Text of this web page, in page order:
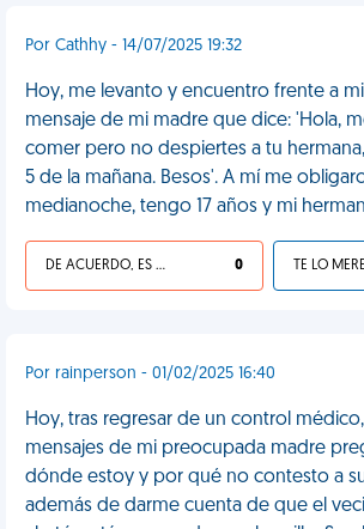
Por Cathhy - 14/07/2025 19:32
Hoy, me levanto y encuentro frente a
mensaje de mi madre que dice: 'Hola,
comer pero no despiertes a tu
5 de la mañana. Besos'. A mí me
medianoche, tengo 17 años y mi
DE ACUERDO, ES UNA VIDA HP 0 TE LO
Por rainperson - 01/02/2025 16:40
Hoy, tras regresar de un control
mensajes de mi preocupada madre
dónde estoy y por qué no contesto a
además de darme cuenta de que el